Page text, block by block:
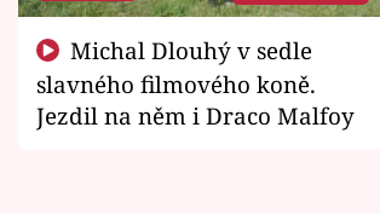
slavného filmového koně.
Jezdil na něm i Draco Malfoy